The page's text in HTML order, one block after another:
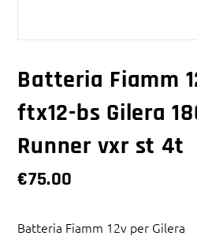
Batteria Fiamm
ftx12-bs Gilera
Runner vxr st 4t
€75.00
Batteria Fiamm 12v per Gilera